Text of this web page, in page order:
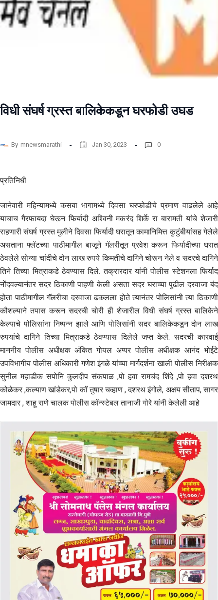
विधी संघर्ष ग्रस्त बालिकेकडून घरफोडी उघड
By mnewsmarathi Jan 30, 2023 0
प्रतिनिधी
जानेवारी महिन्यामध्ये कसबा भागामध्ये दिवसा घरफोडीचे प्रमाण वाढलेले आहे
याचाच गैरफायदा घेऊन फिर्यादी अश्विनी मकरंद शिर्के रा बारामती यांचे शेजारी
राहणारी संघर्ष ग्रस्त मुलीने दिवसा फिर्यादी घरातून कामानिमित्त कुटुंबीयांसह गेलेले
असताना फ्लॅटच्या पाठीमागील बाजूने गॅलरीतून प्रवेश करून फिर्यादीच्या घरात
ठेवलेले सोन्या चांदीचे दोन लाख रुपये किमतीचे दागिने चोरून नेले व सदरचे दागिने
तिने तिच्या मित्राकडे ठेवण्यास दिले. तक्रारदार यांनी पोलीस स्टेशनला फिर्याद
नोंदवल्यानंतर सदर ठिकाणी पाहणी केली असता सदर घराच्या पुढील दरवाजा बंद
होता पाठीमागील गॅलरीचा दरवाजा ढकलला होते त्यानंतर पोलिसांनी त्या ठिकाणी
कौशल्याने तपास करून सदरची चोरी ही शेजारील विधी संघर्ष ग्रस्त बालिकेने
केल्याचे पोलिसांना निष्पन्न झाले आणि पोलिसांनी सदर बालिकेकडून दोन लाख
रुपयांचे दागिने तिच्या मित्राकडे ठेवण्यास दिलेले जप्त केले. सदरची कारवाई
माननीय पोलीस अधीक्षक अंकित गोयल अप्पर पोलीस अधीक्षक आनंद भोईटे
उपविभागीय पोलीस अधिकारी गणेश इंगळे यांच्या मार्गदर्शना खाली पोलीस निरीक्षक
सुनील महाडीक सपोनि कुलदीप संकपाळ ,पो हवा रामचंद शिंदे ,पो हवा दशरथ
कोळेकर ,कल्याण खांडेकर,पो कॉ तुषार चव्हाण , दशरथ इंगोले, अक्षय सीताप, सागर
जामदार , शाहू राणे चालक पोलीस कॉन्स्टेबल तानाजी गोरे यांनी केलेली आहे